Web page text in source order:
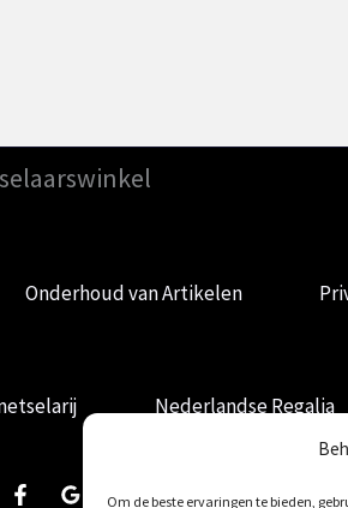
Om de beste ervaringen te bieden,
Onderhoud van Artikelen
Nederlandse Regalia